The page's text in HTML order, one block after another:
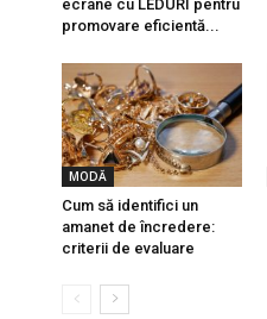
ecrane cu LEDURI pentru
promovare eficientă...
MODĂ
Cum să identifici un
amanet de încredere:
criterii de evaluare